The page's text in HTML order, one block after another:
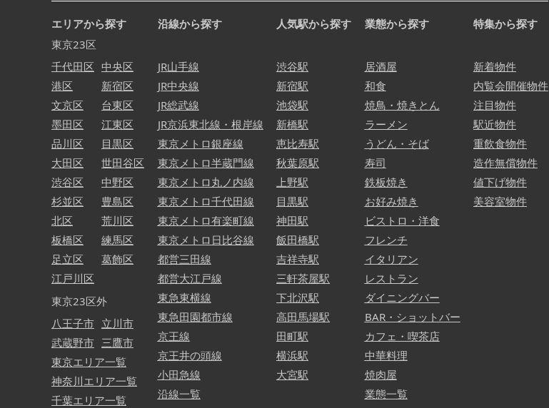
エリアから探す
東京23区
千代田区
港区
文京区
墨田区
品川区
大田区
渋谷区
杉並区
北区
板橋区
足立区
江戸川区
中央区
新宿区
台東区
江東区
目黒区
世田谷区
中野区
豊島区
荒川区
練馬区
葛飾区
東京23区外
八王子市
武蔵野市
立川市
三鷹市
東京エリア一覧
神奈川エリア一覧
千葉エリア一覧
沿線から探す
JR山手線
JR中央線
JR総武線
JR京浜東北線・根岸線
東京メトロ銀座線
東京メトロ半蔵門線
東京メトロ丸ノ内線
東京メトロ千代田線
東京メトロ有楽町線
東京メトロ日比谷線
都営三田線
都営大江戸線
東急東横線
東急田園都市線
京王線
京王井の頭線
小田急線
沿線一覧
人気駅から探す
渋谷駅
新宿駅
池袋駅
新橋駅
恵比寿駅
秋葉原駅
上野駅
目黒駅
神田駅
飯田橋駅
吉祥寺駅
三軒茶屋駅
下北沢駅
高田馬場駅
田町駅
横浜駅
大宮駅
業態から探す
居酒屋
和食
焼鳥・焼きとん
ラーメン
うどん・そば
寿司
鉄板焼き
お好み焼き
ビストロ・洋食
フレンチ
イタリアン
レストラン
ダイニングバー
BAR・ショットバー
カフェ・喫茶店
中華料理
焼肉屋
業態一覧
特集から探す
新着物件
内覧会開催物件
注目物件
駅近物件
重飲食物件
造作無償物件
値下げ物件
美容室物件